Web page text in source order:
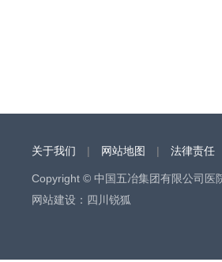
关于我们 | 网站地图 | 法律责任
Copyright © 中国五冶集团有限公司医
网站建设 ： 四川锐狐